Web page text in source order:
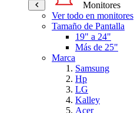
Monitores
Ver todo en monitores
Tamaño de Pantalla
19" a 24"
Más de 25"
Marca
Samsung
Hp
LG
Kalley
Acer